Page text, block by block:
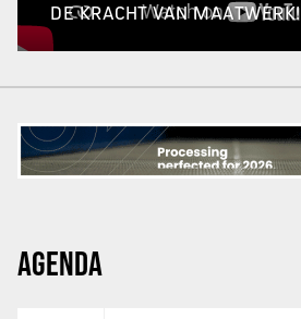
DE KRACHT VAN MAATWERK!
AGENDA